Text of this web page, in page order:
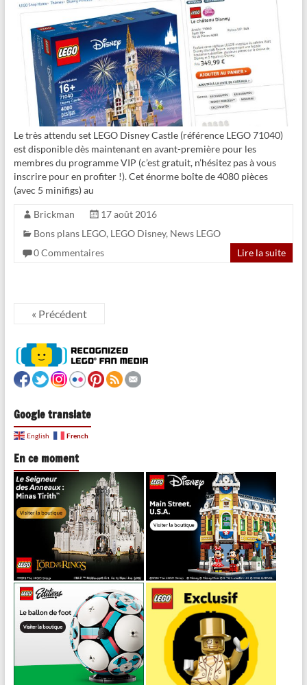
Le très attendu set LEGO Disney Castle (référence LEGO 71040)
est disponible dès maintenant en avant-première pour les
membres du programme VIP (c’est gratuit, n’hésitez pas à vous
inscrire pour en profiter !). Cet énorme boîte de 4080 pièces
(avec 5 minifigs) au
Brickman
17 août 2016
Bons plans LEGO, LEGO Disney, News LEGO
0 Commentaires
Lire la suite
« Précédent
Google translate
English French
En ce moment